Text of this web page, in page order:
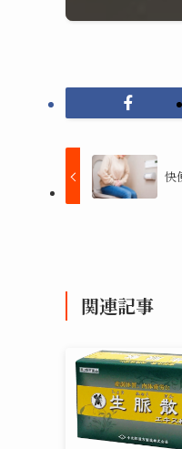
快
関連記事